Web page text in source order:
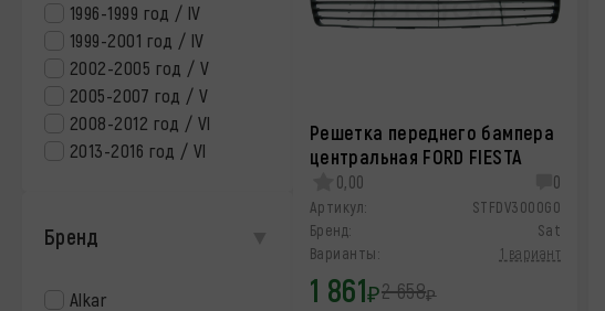
1996-1999 год / IV
1999-2001 год / IV
2002-2005 год / V
2005-2007 год / V
2008-2012 год / VI
2013-2016 год / VI
Бренд
Alkar
Решетка переднего бампера
центральная FORD FIESTA
0,00 0
Артикул:
STFDV3000G0
Бренд:
Sat
Варианты:
1 вариант
1 861₽2 658₽